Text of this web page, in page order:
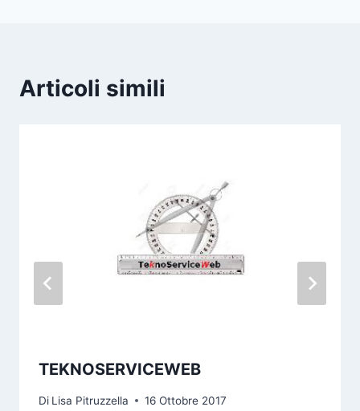
Articoli simili
TEKNOSERVICEWEB
Di Lisa Pitruzzella 16 Ottobre 2017